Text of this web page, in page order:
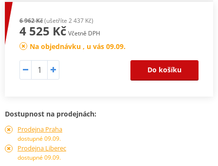
6 962 Kč(ušetříte 2 437 Kč)
4 525 Kč Včetně DPH
Na objednávku , u vás 09.09.
Do košíku
Dostupnost na prodejnách:
Prodejna Praha
dostupné 09.09.
Prodejna Liberec
dostupné 09.09.